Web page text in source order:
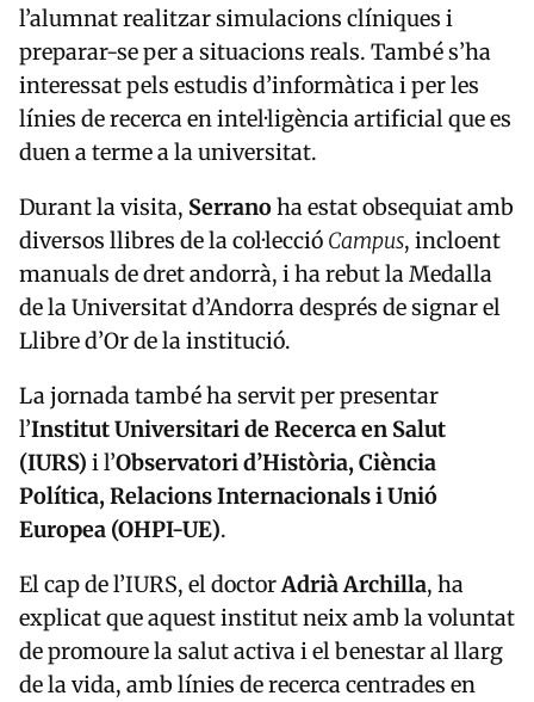
l’alumnat realitzar simulacions clíniques i
preparar-se per a situacions reals. També s’ha
interessat pels estudis d’informàtica i per les
línies de recerca en intel·ligència artificial que es
duen a terme a la universitat.
Durant la visita, Serranoha estat obsequiat amb
diversos llibres de la col·lecció Campus, incloent
manuals de dret andorrà, i ha rebut la Medalla
de la Universitat d’Andorra després de signar el
Llibre d’Or de la institució.
La jornada també ha servit per presentar
l’Institut Universitari de Recerca en Salut
(IURS) i l’Observatori d’Història, Ciència
Política, Relacions Internacionals i Unió
Europea (OHPI-UE).
El cap de l’IURS, el doctorAdrià Archilla, ha
explicat que aquest institut neix amb la voluntat
de promoure la salut activa i el benestar al llarg
de la vida, amb línies de recerca centrades en